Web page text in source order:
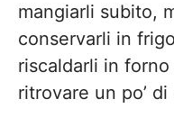
mangiarli subito,
conservarli in
riscaldarli in
ritrovare un po’